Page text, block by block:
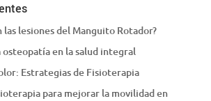
las lesiones del Manguito Rotador?
osteopatía en la salud integral
Estrategias de Fisioterapia
para mejorar la movilidad en